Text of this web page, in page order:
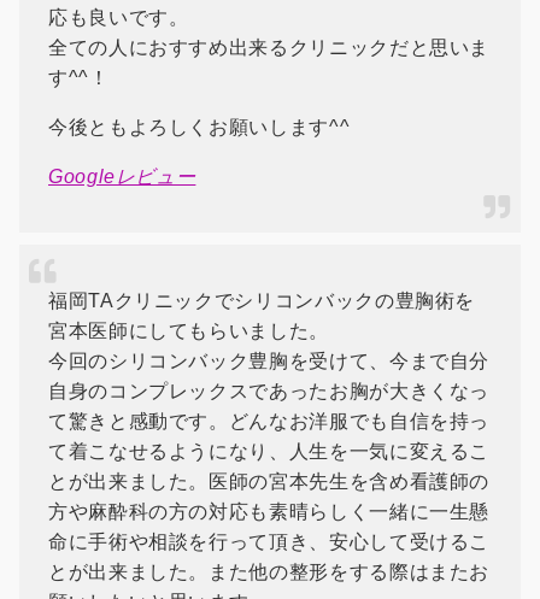
応も良いです。
全ての人におすすめ出来るクリニックだと思いま
す^^！
今後ともよろしくお願いします^^
Googleレビュー
福岡TAクリニックでシリコンバックの豊胸術を
宮本医師にしてもらいました。
今回のシリコンバック豊胸を受けて、今まで自分
自身のコンプレックスであったお胸が大きくなっ
て驚きと感動です。どんなお洋服でも自信を持っ
て着こなせるようになり、人生を一気に変えるこ
とが出来ました。医師の宮本先生を含め看護師の
方や麻酔科の方の対応も素晴らしく一緒に一生懸
命に手術や相談を行って頂き、安心して受けるこ
とが出来ました。また他の整形をする際はまたお